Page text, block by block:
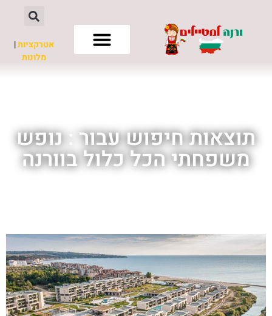
אטרקציות|
מלונות
תוצאות חיפוש עבור : נופש
משפחתי הכל כלול בוורנה